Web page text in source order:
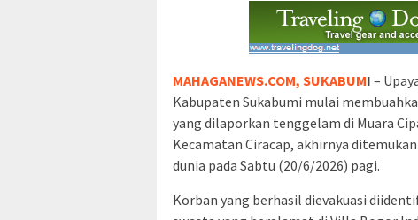
MAHAGANEWS.COM, SUKABUMI –
Kabupaten Sukabumi mulai
yang dilaporkan tenggelam di Muara
Kecamatan Ciracap, akhirnya
dunia pada Sabtu (20/6/2026) pagi.
Korban yang berhasil dievakuasi